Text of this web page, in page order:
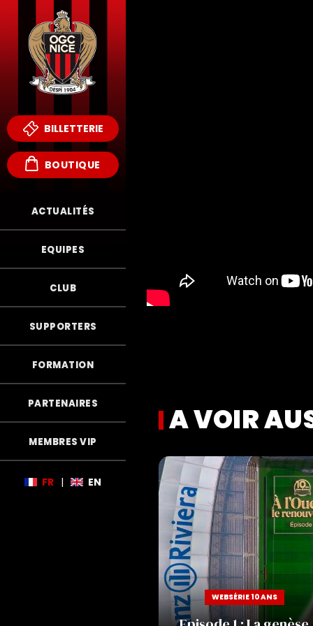
BILLETTERIE
BOUTIQUE
ACTUALITÉS
EQUIPES
CLUB
SUPPORTERS
FORMATION
PARTENAIRES
MEMBRES VIP
FR | EN
A VOIR
WEBSÉRIE 10 ANS
!